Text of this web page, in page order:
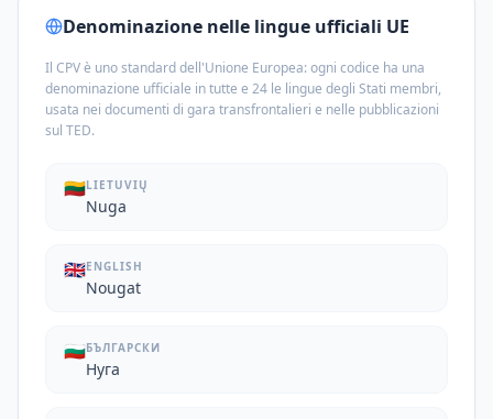
Denominazione nelle lingue ufficiali UE
Il CPV è uno standard dell'Unione Europea: ogni codice ha una
denominazione ufficiale in tutte e 24 le lingue degli Stati membri,
usata nei documenti di gara transfrontalieri e nelle pubblicazioni
sul TED.
🇱🇹LIETUVIŲ
Nuga
🇬🇧ENGLISH
Nougat
🇧🇬БЪЛГАРСКИ
Нуга